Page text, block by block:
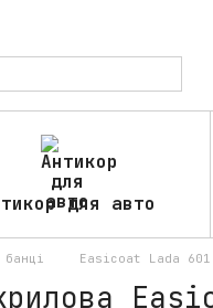
для авто
банці Easicoat Lada